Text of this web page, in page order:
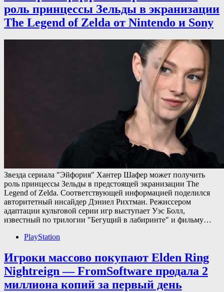
роль принцессы Зельды в экранизации
The Legend of Zelda от Nintendo и Sony
Звезда сериала "Эйфория" Хантер Шафер может получить
роль принцессы Зельды в предстоящей экранизации The
Legend of Zelda. Соответствующей информацией поделился
авторитетный инсайдер Дэниел Рихтман. Режиссером
адаптации культовой серии игр выступает Уэс Болл,
известный по трилогии "Бегущий в лабиринте" и фильму…
PlayStation
Игроки массово покупают Elden Ring
Nightreign — FromSoftware продала 2
миллиона копий за первый день